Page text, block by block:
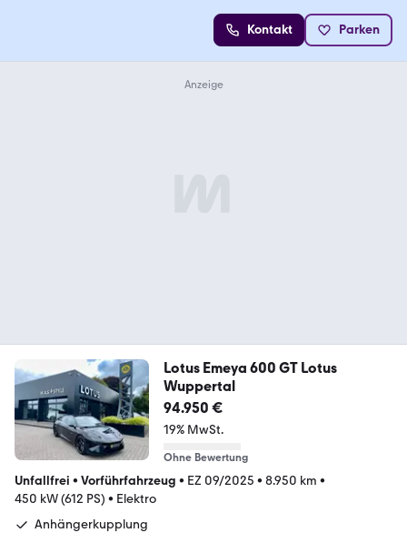
Kontakt Parken
Lotus Emeya 600 GT Lotus
Wuppertal
94.950 €
19% MwSt.
Ohne Bewertung
Unfallfrei • Vorführfahrzeug • EZ 09/2025 • 8.950 km •
450 kW (612 PS) • Elektro
Anhängerkupplung